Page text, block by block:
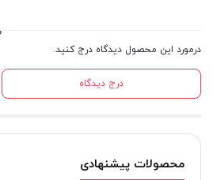
درمورد این محصول دیدگاه درج کنید.
درج دیدگاه
محصولات پیشنهادی